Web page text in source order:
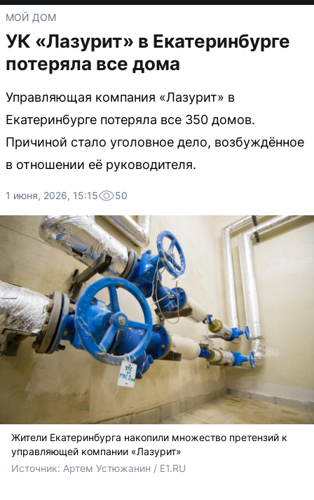
МОЙ ДОМ
УК «Лазурит» в Екатеринбурге
потеряла все дома
Управляющая компания «Лазурит» в
Екатеринбурге потеряла все 350 домов.
Причиной стало уголовное дело, возбуждённое
в отношении её руководителя.
1 июня, 2026, 15:15 50
Жители Екатеринбурга накопили множество претензий к
управляющей компании «Лазурит»
Источник: Артем Устюжанин / E1.RU